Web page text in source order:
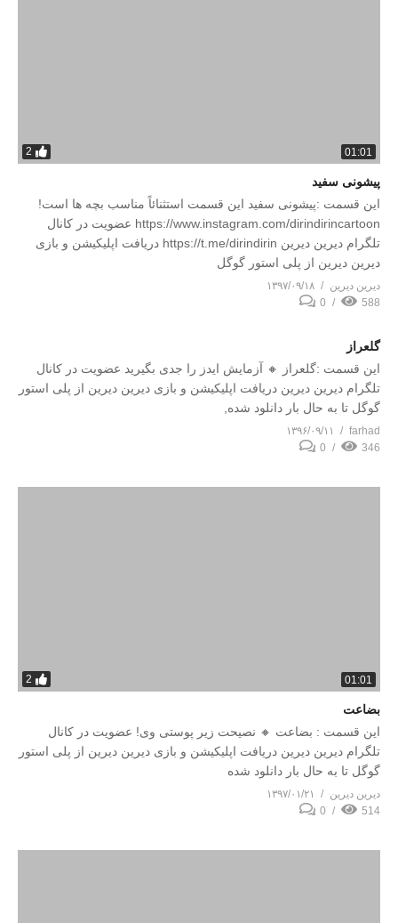
2 01:01
پیشونی سفید
این قسمت :پیشونی سفید این قسمت استثنائاً مناسب بچه ها است!
https://www.instagram.com/dirindirincartoon عضویت در کانال
تلگرام دیرین دیرین https://t.me/dirindirin دریافت اپلیکیشن و بازی
دیرین دیرین از پلی استور گوگل
دیرین دیرین
۱۳۹۷/۰۹/۱۸
588
0
گلعراز
این قسمت :گلعراز 🔸 آزمایش ایدز را جدی بگیرید عضویت در کانال
تلگرام دیرین دیرین دریافت اپلیکیشن و بازی دیرین دیرین از پلی استور
گوگل تا به حال بار دانلود شده,
farhad
۱۳۹۶/۰۹/۱۱
346
0
2 01:01
بضاعت
این قسمت : بضاعت 🔸 نصیحت زیر پوستی وی! عضویت در کانال
تلگرام دیرین دیرین دریافت اپلیکیشن و بازی دیرین دیرین از پلی استور
گوگل تا به حال بار دانلود شده
دیرین دیرین
۱۳۹۷/۰۱/۲۱
514
0